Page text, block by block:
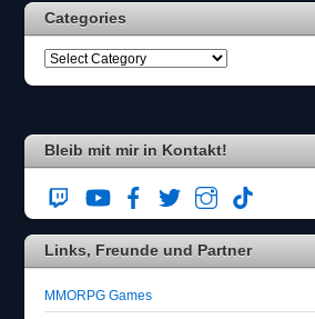
Categories
Bleib mit mir in Kontakt!
Links, Freunde und Partner
MMORPG Games